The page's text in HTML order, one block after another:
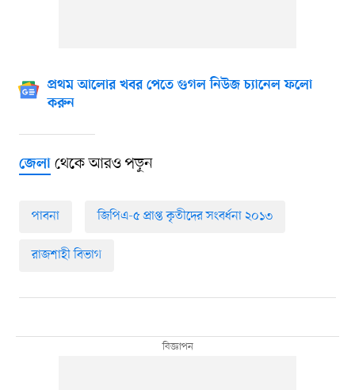
প্রথম আলোর খবর পেতে গুগল নিউজ চ্যানেল ফলো
করুন
জেলাথেকে আরও পড়ুন
পাবনা জিপিএ-৫ প্রাপ্ত কৃতীদের সংবর্ধনা ২০১৩
রাজশাহী বিভাগ